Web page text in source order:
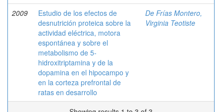
2009
Estudio de los efectos de
desnutrición proteica sobre la
actividad eléctrica, motora
espontánea y sobre el
metabolismo de 5-
hidroxitriptamina y de la
dopamina en el hipocampo y
en la corteza prefrontal de
ratas en desarrollo
De Frías Montero,
Virginia Teotiste